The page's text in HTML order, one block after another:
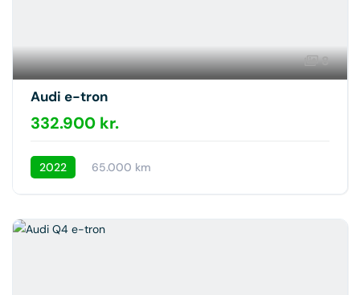
8
Audi e-tron
332.900 kr.
2022 65.000 km